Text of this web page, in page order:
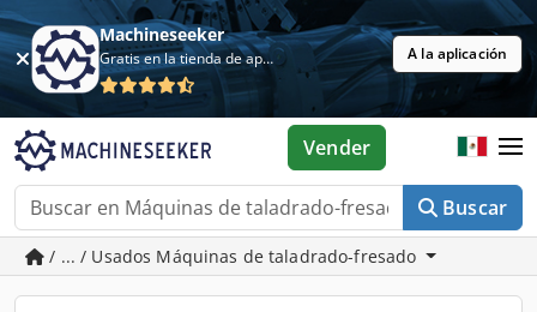
Machineseeker
Gratis en la tienda de aplicaciones A la aplicación
Buscar
Vender
/ ... / Usados Máquinas de taladrado-fresado